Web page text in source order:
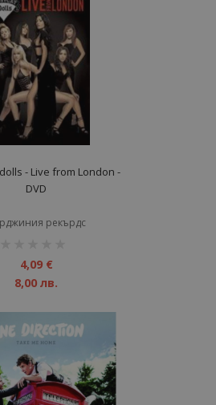
- Live from London -
DVD
рекърдс
4,09 €
8,00 лв.